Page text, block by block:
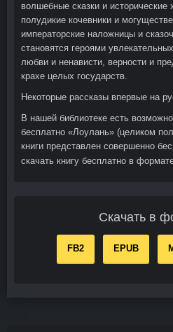
волшебные сказки и исторические
полудикие кочевники и
императорские наложницы и
становятся героями
любви и ненависти, верности и
крахе целых государств.
Некоторые рассказы впервые на
В нашей библиотеке есть
бесплатно «Лоулань» (целиком
книги представлен совершенно
скачать книгу бесплатно в
Скачать в
FB2 EPUB